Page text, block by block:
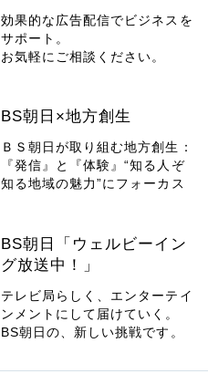
効果的な広告配信でビジネスを
サポート。
お気軽にご相談ください。
BS朝日×地方創生
ＢＳ朝日が取り組む地方創生：
『発信』と『体験』“知る人ぞ
知る地域の魅力”にフォーカス
BS朝日「ウェルビーイン
グ放送中！」
テレビ局らしく、エンターテイ
ンメントにして届けていく。
BS朝日の、新しい挑戦です。